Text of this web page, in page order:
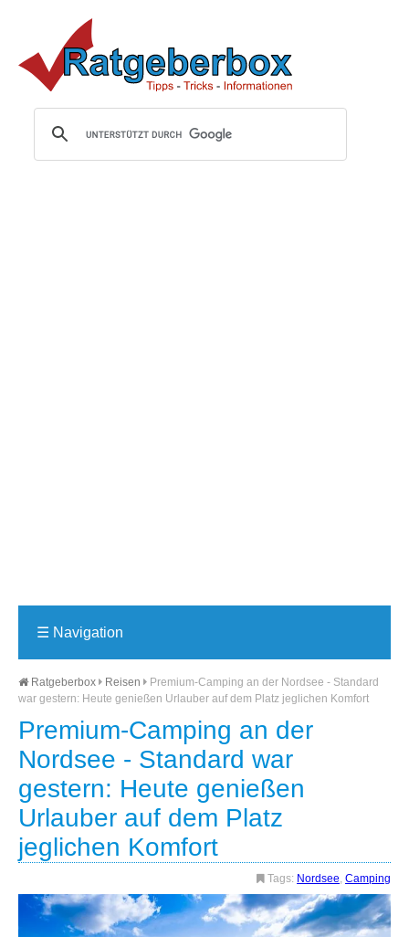
☰ Navigation
Ratgeberbox Reisen
Premium-Camping an der Nordsee - Standard
war gestern: Heute genießen Urlauber auf dem Platz jeglichen Komfort
Premium-Camping an der
Nordsee - Standard war
gestern: Heute genießen
Urlauber auf dem Platz
jeglichen Komfort
Tags: Nordsee, Camping